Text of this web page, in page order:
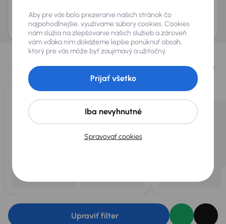
AURES Holdings a.s., so sídlom Dopravákov 874/15, Čimice, 184 00 Praha 8 bude
uchovávať a spracovávať vaše osobné údaje v súlade so zásadami ochrany a
spracovania osobných údajov.
Vybrali sme pre vás
Vyberáme pre vás tienajlepšie vozidláz našej ponuky. Každý deň
pre vás vykúpimeaž 400 vozidiel
Upraviť filter
Aby pre vás bolo prezeranie našich stránok čo
najpohodlnejšie, využívame súbory cookies. Cookies
nám slúžia na zlepšovanie našich služieb a zároveň
vám vďaka nim dokážeme lepšie ponúknuť obsah,
ktorý pre vás môže byť zaujímavý a užitočný.
Spravovať cookies
Iba nevyhnutné
Prijať všetko